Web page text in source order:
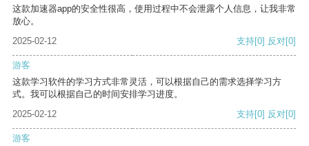
这款加速器app的安全性很高，使用过程中不会泄露个人信息，让我非常
放心。
2025-02-12
支持[0] 反对[0]
游客
这款学习软件的学习方式非常灵活，可以根据自己的需求选择学习方
式。我可以根据自己的时间安排学习进度。
2025-02-12
支持[0] 反对[0]
游客